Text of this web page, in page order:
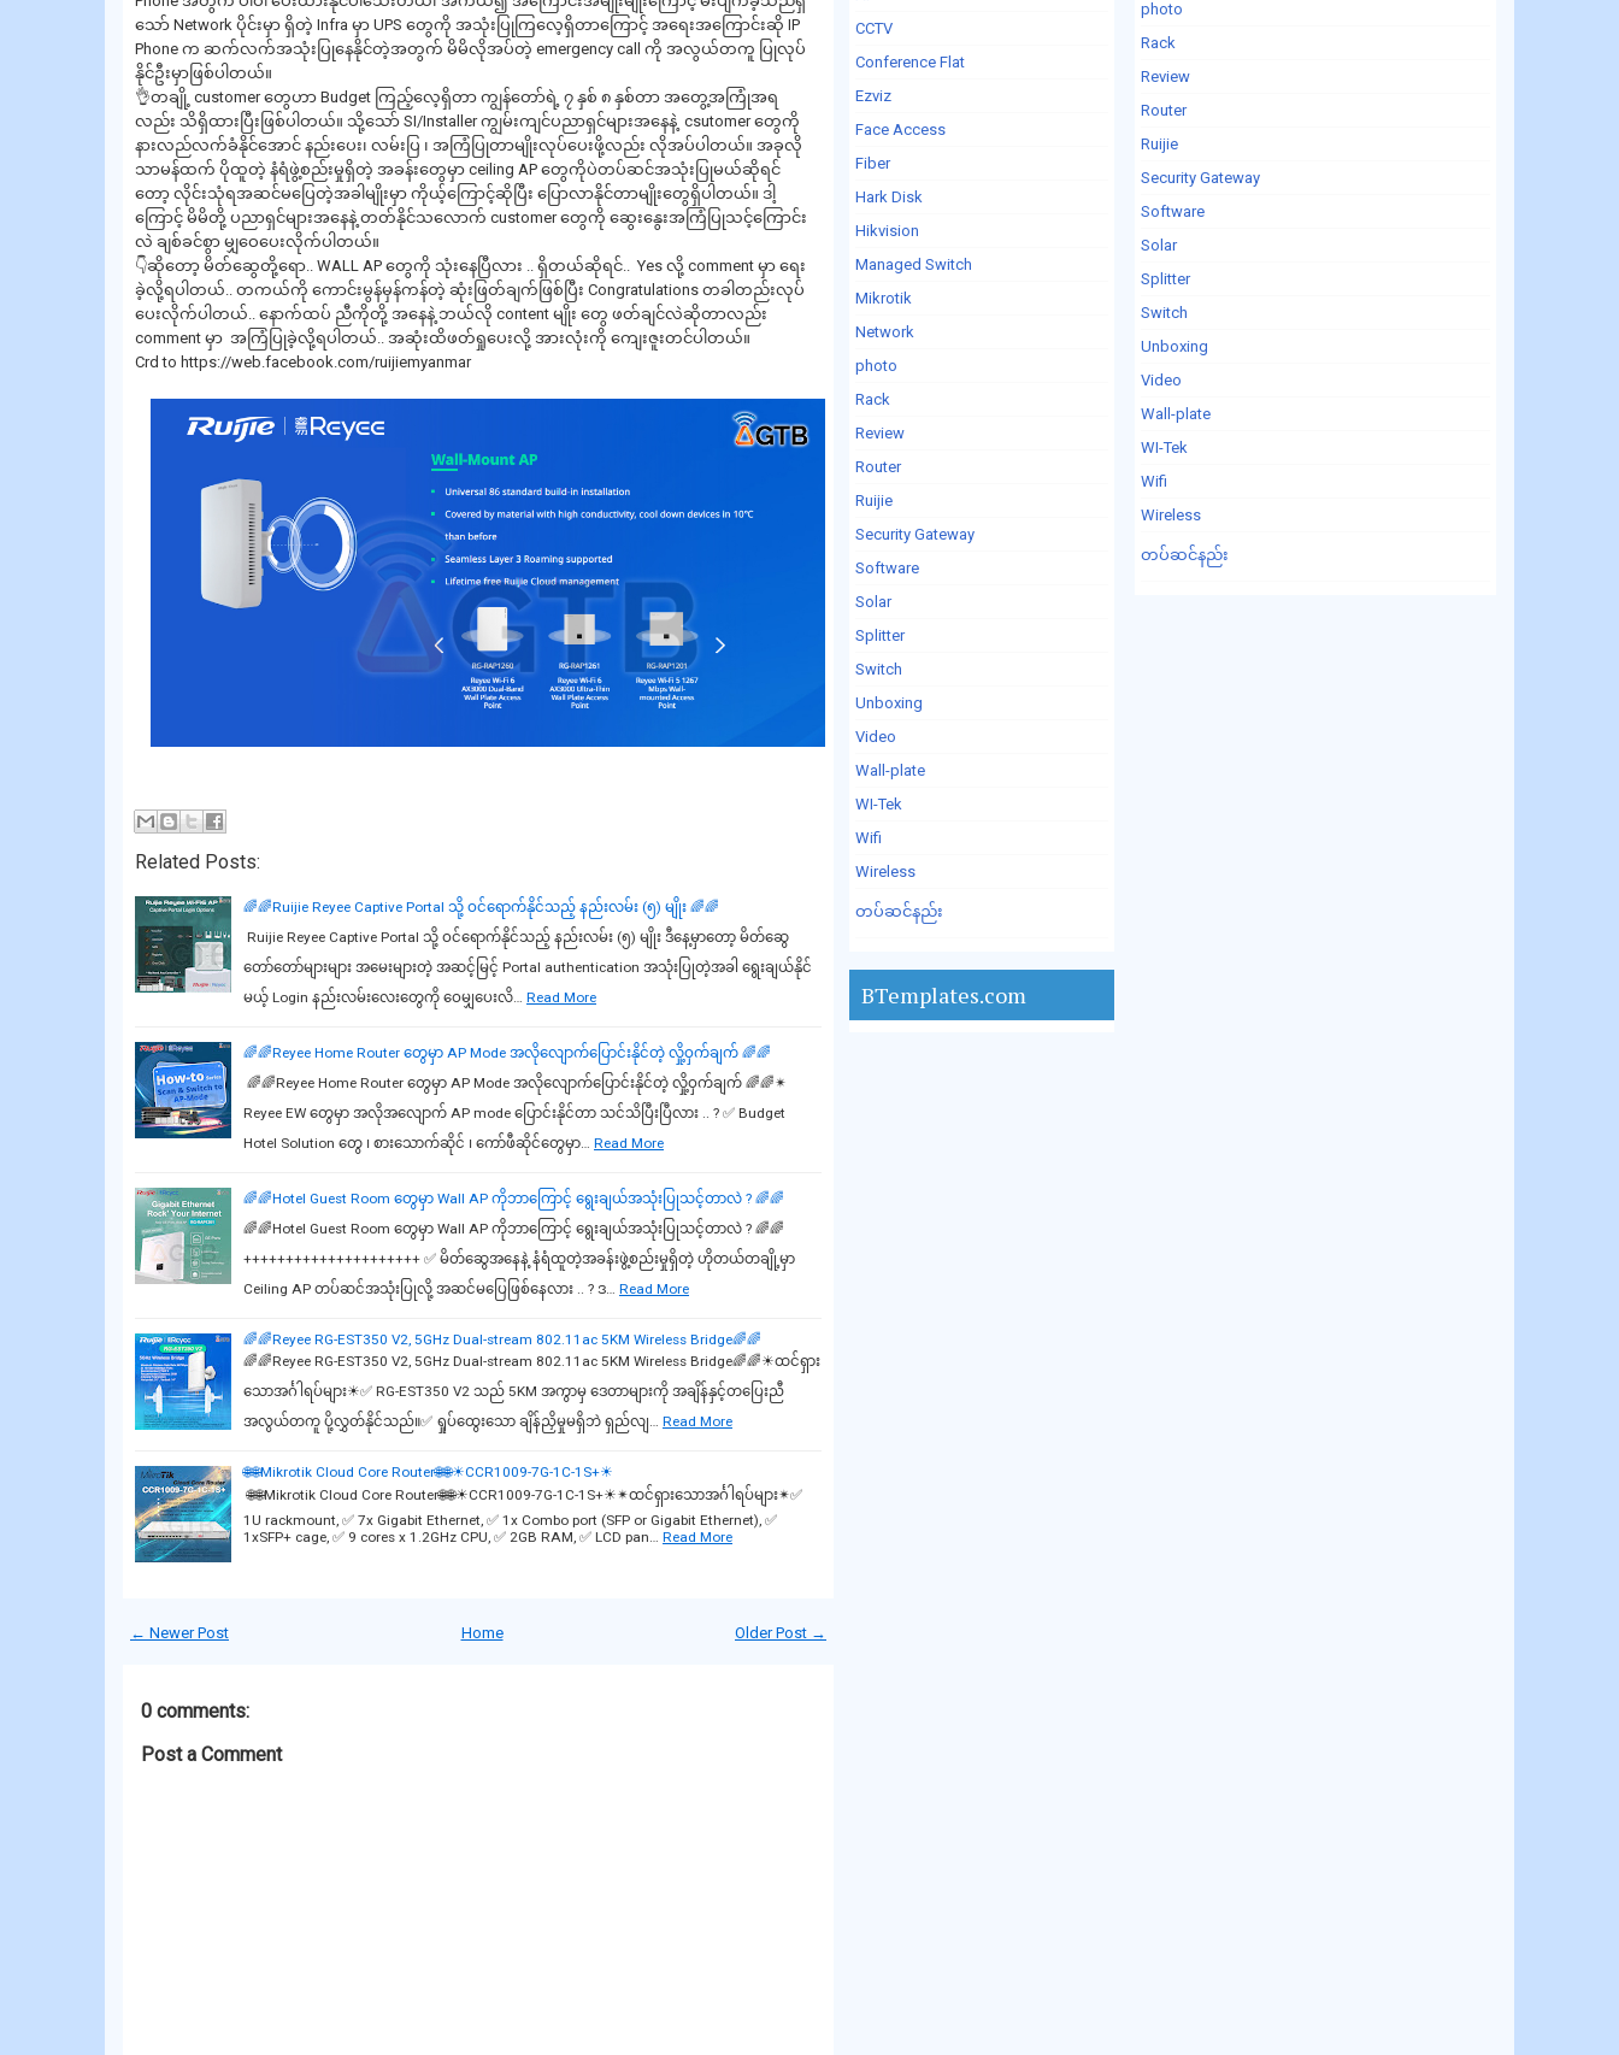
သော် Network ပိုင်းမှာ ရှိတဲ့ Infra မှာ UPS တွေကို အသုံးပြုကြလေ့ရှိတာကြောင့် အရေးအကြောင်းဆို IP
Phone က ဆက်လက်အသုံးပြုနေနိုင်တဲ့အတွက် မိမိလိုအပ်တဲ့ emergency call ကို အလွယ်တကူ ပြုလုပ်
နိုင်ဦးမှာဖြစ်ပါတယ်။
👌တချို့ customer တွေဟာ Budget ကြည့်လေ့ရှိတာ ကျွန်တော်ရဲ့ ၇ နှစ် ၈ နှစ်တာ အတွေ့အကြုံအရ
လည်း သိရှိထားပြီးဖြစ်ပါတယ်။ သို့သော် SI/Installer ကျွမ်းကျင်ပညာရှင်များအနေနဲ့ csutomer တွေကို
နားလည်လက်ခံနိုင်အောင် နည်းပေး၊ လမ်းပြ ၊ အကြံပြုတာမျိုးလုပ်ပေးဖို့လည်း လိုအပ်ပါတယ်။ အခုလို
သာမန်ထက် ပိုထူတဲ့ နံရံဖွဲ့စည်းမှုရှိတဲ့ အခန်းတွေမှာ ceiling AP တွေကိုပဲတပ်ဆင်အသုံးပြုမယ်ဆိုရင်
တော့ လိုင်းသုံရအဆင်မပြေတဲ့အခါမျိုးမှာ ကိုယ့်ကြောင့်ဆိုပြီး ပြောလာနိုင်တာမျိုးတွေရှိပါတယ်။ ဒါ့
ကြောင့် မိမိတို့ ပညာရှင်များအနေနဲ့ တတ်နိုင်သလောက် customer တွေကို ဆွေးနွေးအကြံပြုသင့်ကြောင်း
လဲ ချစ်ခင်စွာ မျှဝေပေးလိုက်ပါတယ်။
👇ဆိုတော့ မိတ်ဆွေတို့ရော.. WALL AP တွေကို သုံးနေပြီလား .. ရှိတယ်ဆိုရင်.. Yes လို့ comment မှာ ရေး
ခဲ့လို့ရပါတယ်.. တကယ်ကို ကောင်းမွန်မှန်ကန်တဲ့ ဆုံးဖြတ်ချက်ဖြစ်ပြီး Congratulations တခါတည်းလုပ်
ပေးလိုက်ပါတယ်.. နောက်ထပ် ညီကိုတို့ အနေနဲ့ ဘယ်လို content မျိုး တွေ ဖတ်ချင်လဲဆိုတာလည်း
comment မှာ အကြံပြုခဲ့လို့ရပါတယ်.. အဆုံးထိဖတ်ရှုပေးလို့ အားလုံးကို ကျေးဇူးတင်ပါတယ်။
Crd to https://web.facebook.com/ruijiemyanmar
Related Posts:
🌈🌈Ruijie Reyee Captive Portal သို့ ဝင်ရောက်နိုင်သည့် နည်းလမ်း (၅) မျိုး 🌈🌈
Ruijie Reyee Captive Portal သို့ ဝင်ရောက်နိုင်သည့် နည်းလမ်း (၅) မျိုး ဒီနေ့မှာတော့ မိတ်ဆွေ
တော်တော်များများ အမေးများတဲ့ အဆင့်မြင့် Portal authentication အသုံးပြုတဲ့အခါ ရွေးချယ်နိုင်
မယ့် Login နည်းလမ်းလေးတွေကို ဝေမျှပေးလိ… Read More
🌈🌈Reyee Home Router တွေမှာ AP Mode အလိုလျောက်ပြောင်းနိုင်တဲ့ လှို့ဝှက်ချက် 🌈🌈
🌈🌈Reyee Home Router တွေမှာ AP Mode အလိုလျောက်ပြောင်းနိုင်တဲ့ လှို့ဝှက်ချက် 🌈🌈✴
Reyee EW တွေမှာ အလိုအလျောက် AP mode ပြောင်းနိုင်တာ သင်သိပြီးပြီလား .. ? ✅ Budget
Hotel Solution တွေ ၊ စားသောက်ဆိုင် ၊ ကော်ဖီဆိုင်တွေမှာ… Read More
🌈🌈Hotel Guest Room တွေမှာ Wall AP ကိုဘာကြောင့် ရွေးချယ်အသုံးပြုသင့်တာလဲ ? 🌈🌈
🌈🌈Hotel Guest Room တွေမှာ Wall AP ကိုဘာကြောင့် ရွေးချယ်အသုံးပြုသင့်တာလဲ ? 🌈🌈
+++++++++++++++++++++ ✅ မိတ်ဆွေအနေနဲ့ နံရံထူတဲ့အခန်းဖွဲ့စည်းမှုရှိတဲ့ ဟိုတယ်တချို့မှာ
Ceiling AP တပ်ဆင်အသုံးပြုလို့ အဆင်မပြေဖြစ်နေလား .. ? ဒ… Read More
🌈🌈Reyee RG-EST350 V2, 5GHz Dual-stream 802.11ac 5KM Wireless Bridge🌈🌈
🌈🌈Reyee RG-EST350 V2, 5GHz Dual-stream 802.11ac 5KM Wireless Bridge🌈🌈☀ထင်ရှား
သောအင်္ဂါရပ်များ☀✅ RG-EST350 V2 သည် 5KM အကွာမှ ဒေတာများကို အချိန်နှင့်တပြေးညီ
အလွယ်တကူ ပို့လွှတ်နိုင်သည်။✅ ရှုပ်ထွေးသော ချိန်ညှိမှုမရှိဘဲ ရှည်လျ… Read More
🌐🌐Mikrotik Cloud Core Router🌐🌐☀CCR1009-7G-1C-1S+☀
🌐🌐Mikrotik Cloud Core Router🌐🌐☀CCR1009-7G-1C-1S+☀✴ထင်ရှားသောအင်္ဂါရပ်များ✴✅
1U rackmount, ✅ 7x Gigabit Ethernet, ✅ 1x Combo port (SFP or Gigabit Ethernet), ✅
1xSFP+ cage, ✅ 9 cores x 1.2GHz CPU, ✅ 2GB RAM, ✅ LCD pan… Read More
← Newer Post Older Post →
Home
0 comments:
Post a Comment
CCTV
Conference Flat
Ezviz
Face Access
Fiber
Hark Disk
Hikvision
Managed Switch
Mikrotik
Network
photo
Rack
Review
Router
Ruijie
Security Gateway
Software
Solar
Splitter
Switch
Unboxing
Video
Wall-plate
WI-Tek
Wifi
Wireless
တပ်ဆင်နည်း
BTemplates.com
photo
Rack
Review
Router
Ruijie
Security Gateway
Software
Solar
Splitter
Switch
Unboxing
Video
Wall-plate
WI-Tek
Wifi
Wireless
တပ်ဆင်နည်း